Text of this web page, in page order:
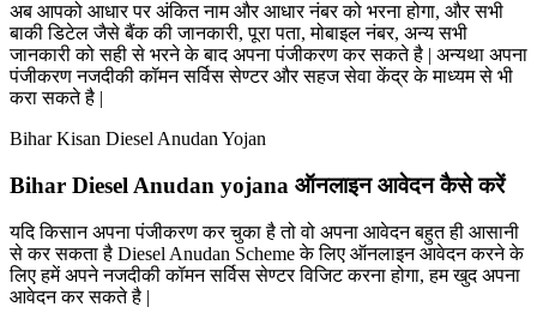
अब आपको आधार पर अंकित नाम और आधार नंबर को भरना होगा, और सभी
बाकी डिटेल जैसे बैंक की जानकारी, पूरा पता, मोबाइल नंबर, अन्य सभी
जानकारी को सही से भरने के बाद अपना पंजीकरण कर सकते है | अन्यथा अपना
पंजीकरण नजदीकी कॉमन सर्विस सेण्टर और सहज सेवा केंद्र के माध्यम से भी
करा सकते है |
Bihar Kisan Diesel Anudan Yojan
Bihar Diesel Anudan yojana ऑनलाइन आवेदन कैसे करें
यदि किसान अपना पंजीकरण कर चुका है तो वो अपना आवेदन बहुत ही आसानी
से कर सकता है Diesel Anudan Scheme के लिए ऑनलाइन आवेदन करने के
लिए हमें अपने नजदीकी कॉमन सर्विस सेण्टर विजिट करना होगा, हम खुद अपना
आवेदन कर सकते है |